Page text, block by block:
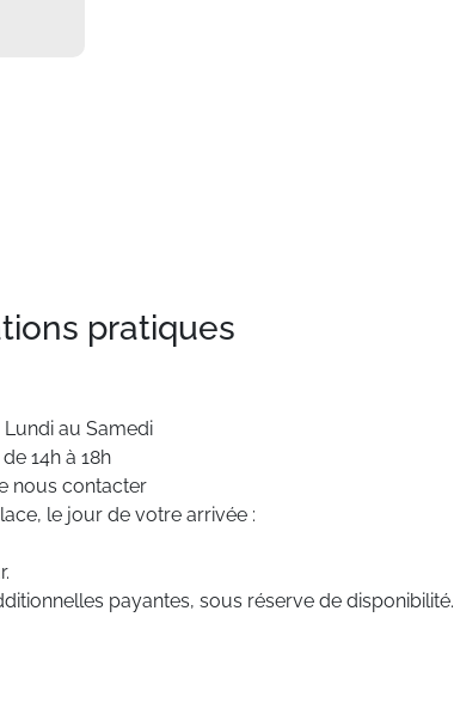
pratiques
Lundi au Samedi
14h à 18h
nous contacter
le jour de votre arrivée :
payantes, sous réserve de disponibilité.